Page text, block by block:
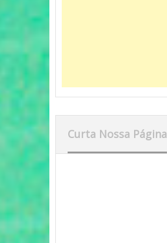
Curta Nossa Página